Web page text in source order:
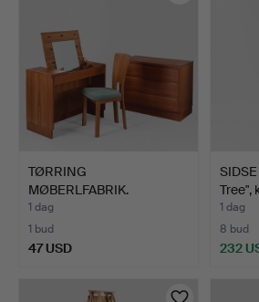
TØRRING
MØBERLFABRIK.
Sminkbord, byrå samt…
1 dag
1 bud
47 USD
Tree",
1 dag
8 bud
232